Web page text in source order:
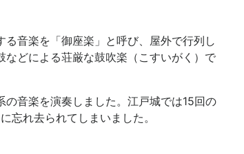
音楽を「御座楽」と呼び、屋外で行列し
どによる荘厳な鼓吹楽（こすいがく）で
音楽を演奏しました。江戸城では15回の
忘れ去られてしまいました。